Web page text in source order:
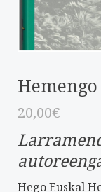
20,00€
Hego Euskal